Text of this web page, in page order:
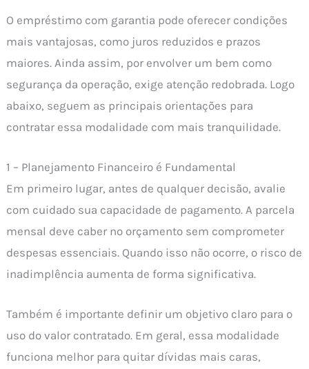
O empréstimo com garantia pode oferecer condições
mais vantajosas, como juros reduzidos e prazos
maiores. Ainda assim, por envolver um bem como
segurança da operação, exige atenção redobrada. Logo
abaixo, seguem as principais orientações para
contratar essa modalidade com mais tranquilidade.
1 – Planejamento Financeiro é Fundamental
Em primeiro lugar, antes de qualquer decisão, avalie
com cuidado sua capacidade de pagamento. A parcela
mensal deve caber no orçamento sem comprometer
despesas essenciais. Quando isso não ocorre, o risco de
inadimplência aumenta de forma significativa.
Também é importante definir um objetivo claro para o
uso do valor contratado. Em geral, essa modalidade
funciona melhor para quitar dívidas mais caras,